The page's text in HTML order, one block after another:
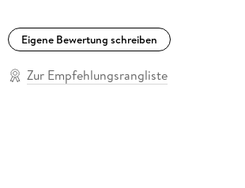
Eigene Bewertung schreiben
Zur Empfehlungsrangliste